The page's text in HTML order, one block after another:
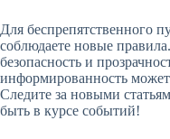
Для беспрепятственного
соблюдаете новые
безопасность и
информированность может
Следите за новыми
быть в курсе событий!